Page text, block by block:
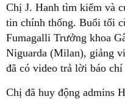
Chị J. Hanh tìm kiếm và
tin chính thống. Buổi tối
Fumagalli Trưởng khoa
Niguarda (Milan), giảng
đã có video trả lời báo
Chị đã huy động admins